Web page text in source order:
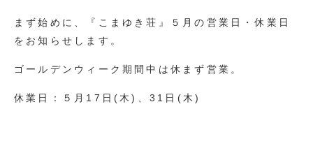
まず始めに、『こまゆき荘』５月の営業日・休業日
をお知らせします。
ゴールデンウィーク期間中は休まず営業。
休業日：５月17日(木)、31日(木)